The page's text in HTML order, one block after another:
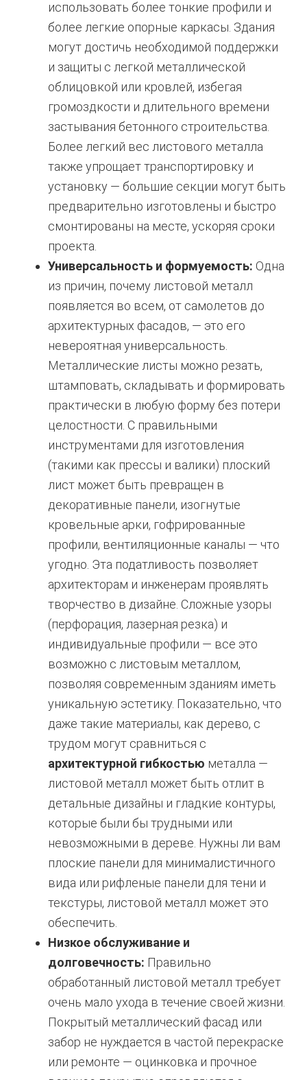
использовать более тонкие профили и
более легкие опорные каркасы. Здания
могут достичь необходимой поддержки
и защиты с легкой металлической
облицовкой или кровлей, избегая
громоздкости и длительного времени
застывания бетонного строительства.
Более легкий вес листового металла
также упрощает транспортировку и
установку — большие секции могут быть
предварительно изготовлены и быстро
смонтированы на месте, ускоряя сроки
проекта.
Универсальность и формуемость: Одна
из причин, почему листовой металл
появляется во всем, от самолетов до
архитектурных фасадов, — это его
невероятная универсальность.
Металлические листы можно резать,
штамповать, складывать и формировать
практически в любую форму без потери
целостности. С правильными
инструментами для изготовления
(такими как прессы и валики) плоский
лист может быть превращен в
декоративные панели, изогнутые
кровельные арки, гофрированные
профили, вентиляционные каналы — что
угодно. Эта податливость позволяет
архитекторам и инженерам проявлять
творчество в дизайне. Сложные узоры
(перфорация, лазерная резка) и
индивидуальные профили — все это
возможно с листовым металлом,
позволяя современным зданиям иметь
уникальную эстетику. Показательно, что
даже такие материалы, как дерево, с
трудом могут сравниться с
архитектурной гибкостью металла —
листовой металл может быть отлит в
детальные дизайны и гладкие контуры,
которые были бы трудными или
невозможными в дереве. Нужны ли вам
плоские панели для минималистичного
вида или рифленые панели для тени и
текстуры, листовой металл может это
обеспечить.
Низкое обслуживание и
долговечность: Правильно
обработанный листовой металл требует
очень мало ухода в течение своей жизни.
Покрытый металлический фасад или
забор не нуждается в частой перекраске
или ремонте — оцинковка и прочное